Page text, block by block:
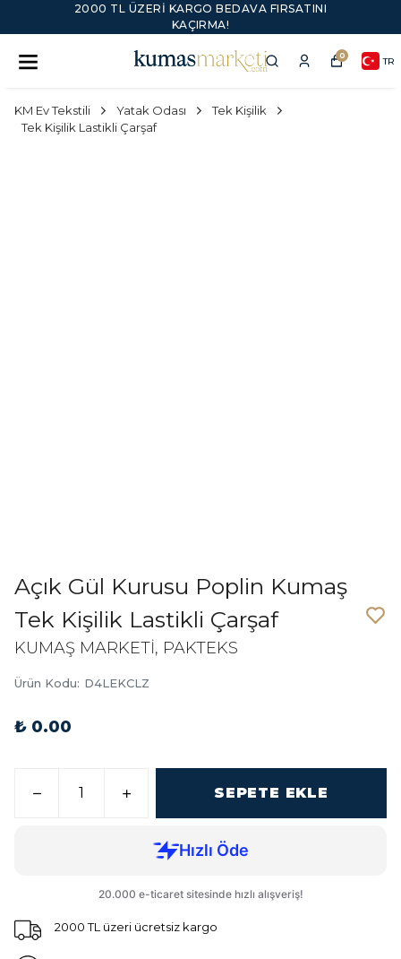
2000 TL ÜZERI KARGO BEDAVA FIRSATINI
KAÇIRMA!
0 TR
KM Ev Tekstili Yatak Odası
Tek Kişilik
Tek Kişilik Lastikli Çarşaf
Açık Gül Kurusu Poplin Kumaş
Tek Kişilik Lastikli Çarşaf
KUMAŞ MARKETİ, PAKTEKS
Ürün Kodu: D4LEKCLZ
₺ 0.00
SEPETE EKLE
2000 TL üzeri ücretsiz kargo